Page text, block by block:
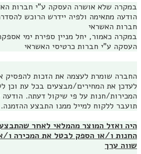
במקרה שלא אושרה העסקה ע"י חברות
הודעה מתאימה ולפיה יידרש הרוכש
חברות האשראי
במקרה כאמור, יחל מניין ספירת ימי
העסקה ע"י חברות כרטיסי האשראי
החברה שומרת לעצמה את הזכות להפסיק
לעדכן את המחירים/מבצעים בכל עת וכן
המכירות/חנות על פי שיקול דעתה.
תועבר ללקוח למייל ממנו התבצע ההזמנה.
היה ואזל המוצר מהמלאי לאחר
החנות ו/או הספק לבטל את המכירה ו/
שווה ערך